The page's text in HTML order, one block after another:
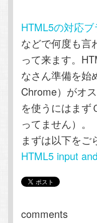
HTML5の対応
などで何度も言
って来ます。
なさん準備を始
Chrome）がオ
を使うにはまず
ってません）。
まずは以下を
HTML5 input
comments